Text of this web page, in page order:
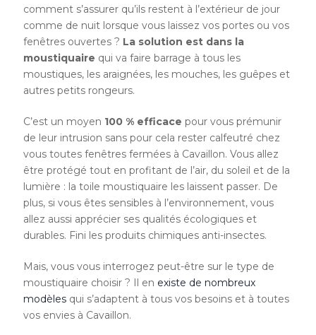
comment s’assurer qu’ils restent à l’extérieur de jour
comme de nuit lorsque vous laissez vos portes ou vos
fenêtres ouvertes ? La solution est dans la
moustiquaire qui va faire barrage à tous les
moustiques, les araignées, les mouches, les guêpes et
autres petits rongeurs.
C’est un moyen 100 % efficace pour vous prémunir
de leur intrusion sans pour cela rester calfeutré chez
vous toutes fenêtres fermées à Cavaillon. Vous allez
être protégé tout en profitant de l’air, du soleil et de la
lumière : la toile moustiquaire les laissent passer. De
plus, si vous êtes sensibles à l’environnement, vous
allez aussi apprécier ses qualités écologiques et
durables. Fini les produits chimiques anti-insectes.
Mais, vous vous interrogez peut-être sur le type de
moustiquaire choisir ? Il en existe de nombreux
modèles qui s’adaptent à tous vos besoins et à toutes
vos envies à Cavaillon.